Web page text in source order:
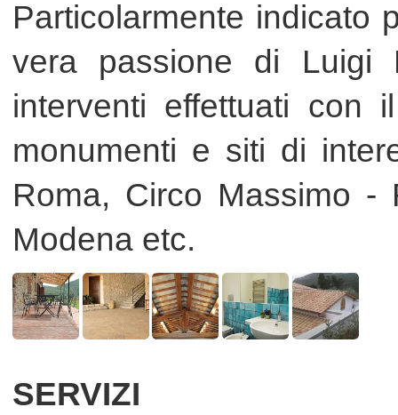
SERVIZI
Fornace Bernasconi è in
trattamento (ALL INCLUSIVE)
la professionalità di chi
personale sarà a Vostra
per con il fine ultimo di
lavoro a regola d'arte e in